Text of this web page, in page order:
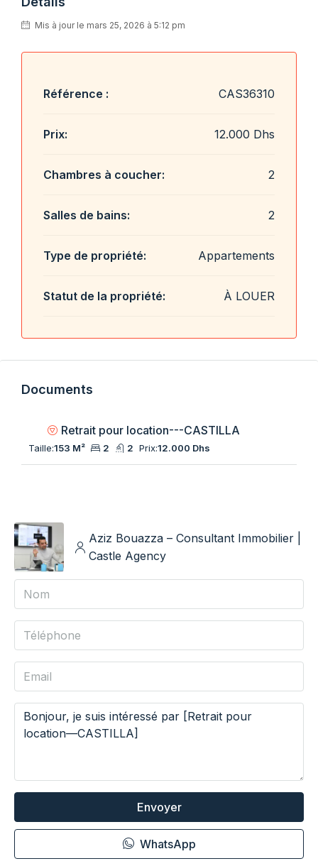
Mis à jour le mars 25, 2026 à 5:12 pm
Référence : CAS36310
Prix: 12.000 Dhs
Chambres à coucher: 2
Salles de bains: 2
Type de propriété: Appartements
Statut de la propriété: À LOUER
Documents
Retrait pour location---CASTILLA
Taille:153 M² 2 2 Prix:12.000 Dhs
Aziz Bouazza – Consultant Immobilier |
Castle Agency
Envoyer
WhatsApp